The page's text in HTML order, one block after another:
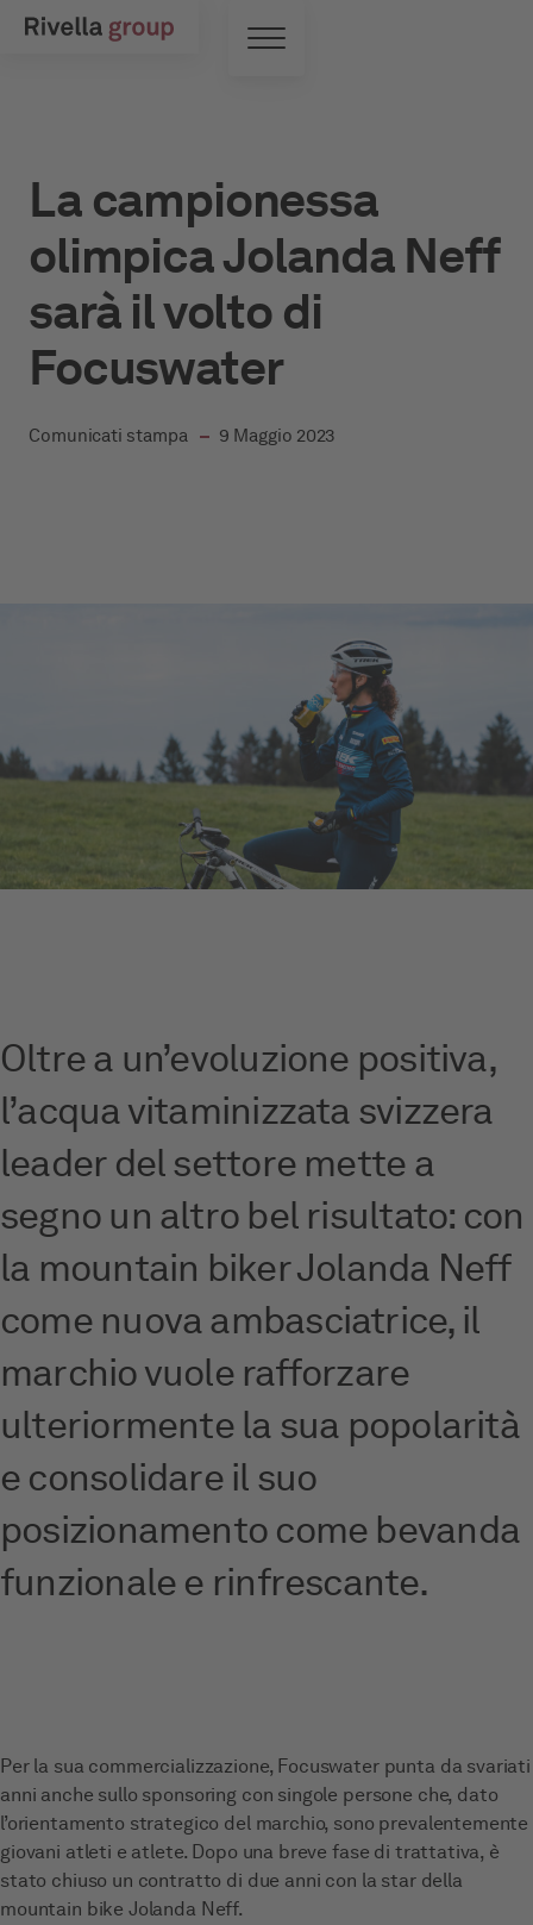
Vai al contenuto principale
Interruttore di menu
La campionessa
olimpica Jolanda Neff
sarà il volto di
Focuswater
in
Comunicati stampa 9 Maggio 2023
Oltre a un’evoluzione positiva,
l’acqua vitaminizzata svizzera
leader del settore mette a
segno un altro bel risultato: con
la mountain biker Jolanda Neff
come nuova ambasciatrice, il
marchio vuole rafforzare
ulteriormente la sua popolarità
e consolidare il suo
posizionamento come bevanda
funzionale e rinfrescante.
Per la sua commercializzazione, Focuswater punta da svariati
anni anche sullo sponsoring con singole persone che, dato
l’orientamento strategico del marchio, sono prevalentemente
giovani atleti e atlete. Dopo una breve fase di trattativa, è
stato chiuso un contratto di due anni con la star della
mountain bike Jolanda Neff.